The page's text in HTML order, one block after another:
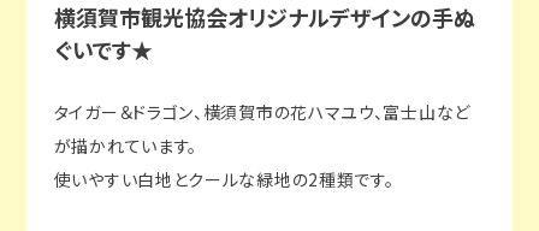
横須賀市観光協会オリジナルデザインの手ぬ
ぐいです★
タイガー＆ドラゴン、横須賀市の花ハマユウ、富士山など
が描かれています。
使いやすい白地とクールな緑地の2種類です。